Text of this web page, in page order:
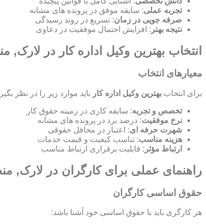
تجربه عملی: سابقه موفق در پرونده های مشابه
صرفه جویی در زمان: تسریع در روند رسیدگی
نتیجه بهتر : افزایش احتمال موفقیت در دعاوی
انتخاب بهترین وکیل اداره کار در لارک,
معیارهای انتخاب
برای انتخاب بهترین وکیل اداره کار باید موارد زیر را در نظر
تخصص و تجربه: سابقه کاری در زمینه حقوق کار
نرخ موفقیت: درصد برد در پرونده های مشابه
شهرت حرفه ای: اعتبار در محافل حقوقی
هزینه مناسب: تناسب کیفیت و قیمت خدمات
ارتباط مؤثر : قابلیت برقراری ارتباط مناسب
راهنمای عملی برای کارگران در لارک,
حقوق اساسی کارگران
هر کارگری باید با حقوق اساسی خود آشنا باشد: